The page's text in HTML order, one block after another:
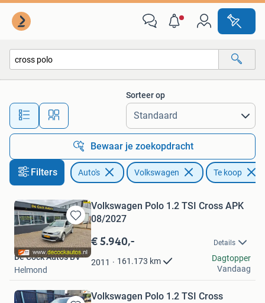
Alle afstanden…
Sorteer op
Bewaar je zoekopdracht
Filters Auto's Volkswagen Te koop
Bewaren
in
Mijn
Favorieten
Volkswagen Polo 1.2 TSI Cross APK
08/2027
€ 5.940,- Details
2011 161.173 km
De Cock Auto's BV
Helmond
Dagtopper
Vandaag
Volkswagen Polo 1.2 TSI Cross